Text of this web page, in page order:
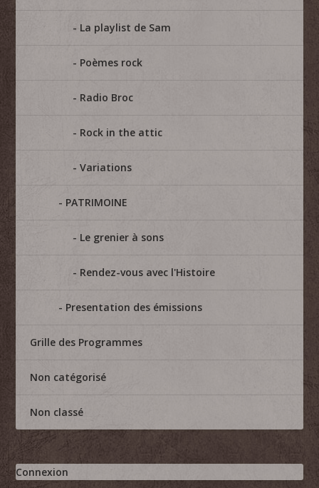
La playlist de Sam
Poèmes rock
Radio Broc
Rock in the attic
Variations
PATRIMOINE
Le grenier à sons
Rendez-vous avec l'Histoire
Presentation des émissions
Grille des Programmes
Non catégorisé
Non classé
Connexion